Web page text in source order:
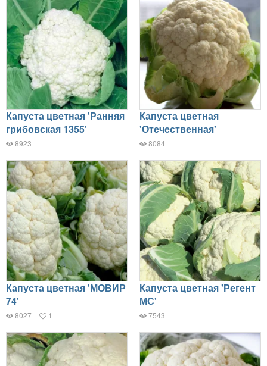
Капуста цветная 'Ранняя
грибовская 1355'
8923
Капуста цветная
'Отечественная'
8084
Капуста цветная 'МОВИР
74'
8027 1
Капуста цветная 'Регент
МС'
7543